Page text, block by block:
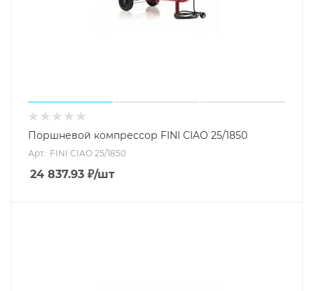
Поршневой компрессор FINI CIAO 25/1850
Арт.: FINI CIAO 25/1850
24 837.93 ₽/шт